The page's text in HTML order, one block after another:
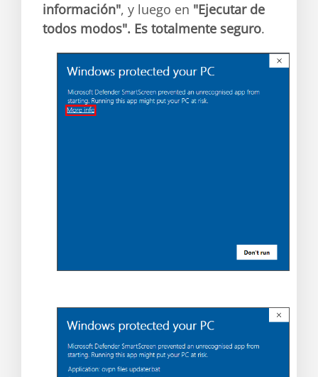
información", y luego en "Ejecutar de
todos modos". Es totalmente seguro.